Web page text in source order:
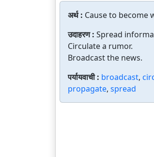
अर्थ : Cause to become
उदाहरण : Spread
Circulate a rumor.
Broadcast the news.
पर्यायवाची : broadcast,
propagate, spread